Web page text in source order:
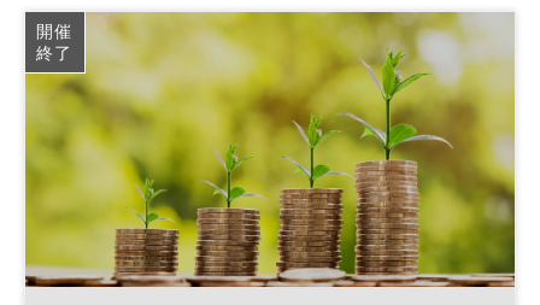
人生100年時代 参加無料
土日祝開催
開催
終了